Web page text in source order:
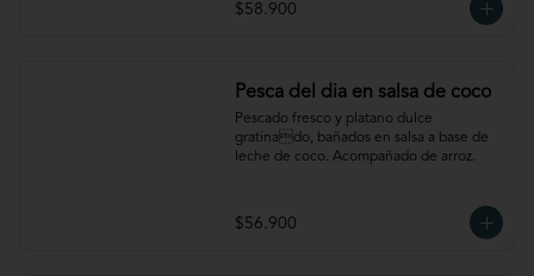
$58.900
Pesca del dia en salsa de coco
Pescado fresco y platano dulce
gratinado, bañados en salsa a base de
leche de coco. Acompañado de arroz.
$56.900